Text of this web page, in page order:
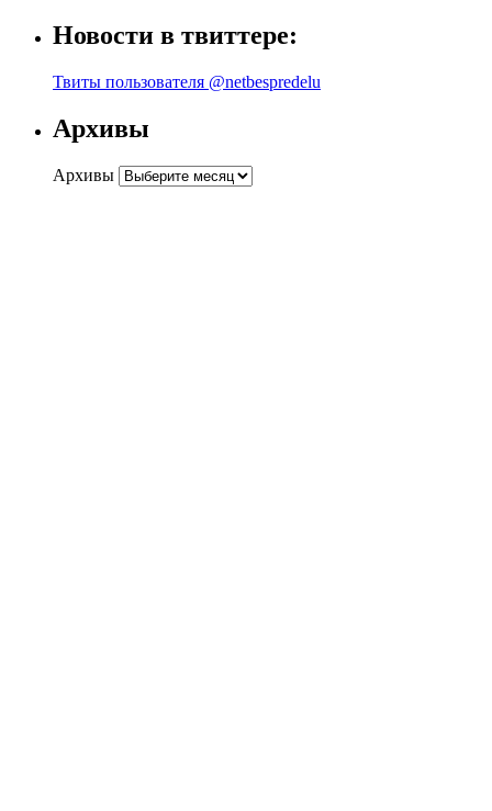
Новости в твиттере:
Твиты пользователя @netbespredelu
Архивы
Архивы